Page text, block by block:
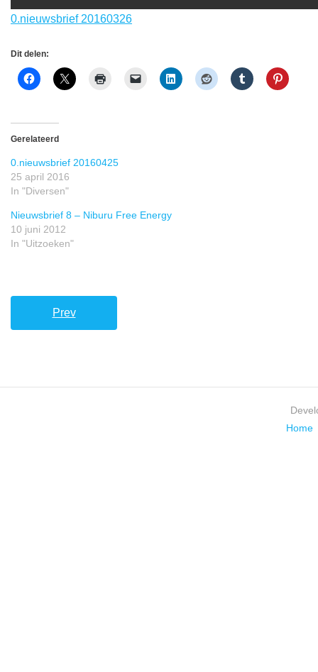
0.nieuwsbrief 20160326
Dit delen:
Gerelateerd
0.nieuwsbrief 20160425
25 april 2016
In "Diversen"
Nieuwsbrief 8 – Niburu Free Energy
10 juni 2012
In "Uitzoeken"
Prev
Home